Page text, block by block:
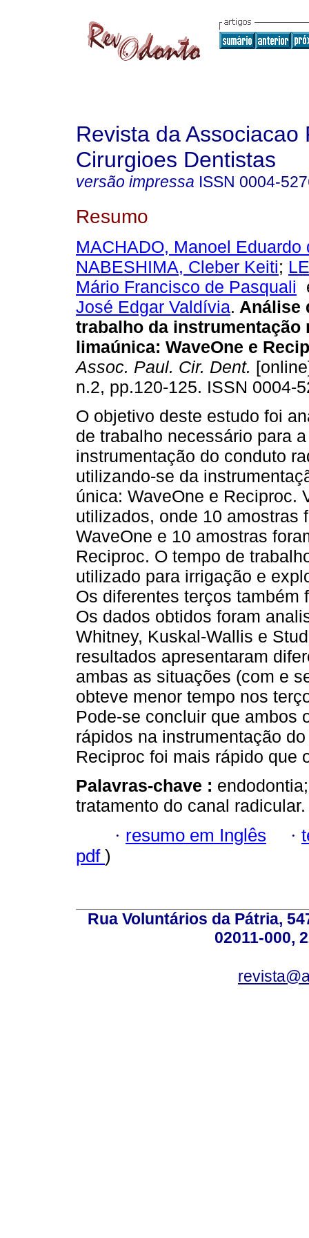
Revista da Associacao
Cirurgioes Dentistas
versão impressa ISSN 0004-
Resumo
MACHADO, Manoel Eduardo
NABESHIMA, Cleber Keiti;
Mário Francisco de Pasquali
José Edgar Valdívia. Análise
trabalho da instrumentação
limaúnica: WaveOne e
Assoc. Paul. Cir. Dent.
n.2, pp.120-125. ISSN 0004-
O objetivo deste estudo foi
de trabalho necessário para a
instrumentação do conduto
utilizando-se da
única: WaveOne e Reciproc.
utilizados, onde 10 amostras
WaveOne e 10 amostras
Reciproc. O tempo de
utilizado para irrigação e
Os diferentes terços também
Os dados obtidos foram
Whitney, Kuskal-Wallis e
resultados apresentaram
ambas as situações (com e
obteve menor tempo nos
Pode-se concluir que ambos
rápidos na instrumentação
Reciproc foi mais rápido que
Palavras-chave :
tratamento do canal radicular.
· resumo em Inglês ·
pdf )
Rua Voluntários da Pátria,
02011-000,